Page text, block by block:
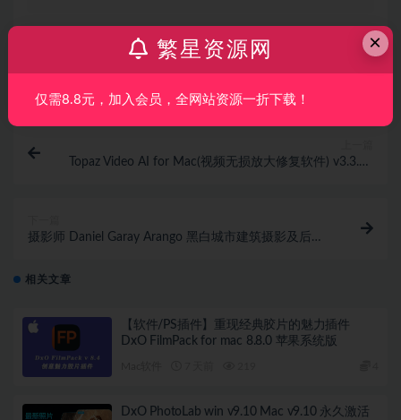
收藏 海报 链接
Topaz Video AI for Mac(视频无损放大修复软件) v3.3.10
摄影师 Daniel Garay Arango 黑白城市建筑摄影及后期
相关文章
【软件/PS插件】重现经典胶片的魅力插件
DxO FilmPack for mac 8.8.0 苹果系统版
DxO PhotoLab win v9.10 Mac v9.10 永久激活
×
繁星资源网
仅需8.8元，加入会员，全网站资源一折下载！